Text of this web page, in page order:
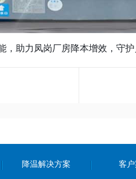
助力凤岗厂房降本增效，守护
降温解决方案 客户